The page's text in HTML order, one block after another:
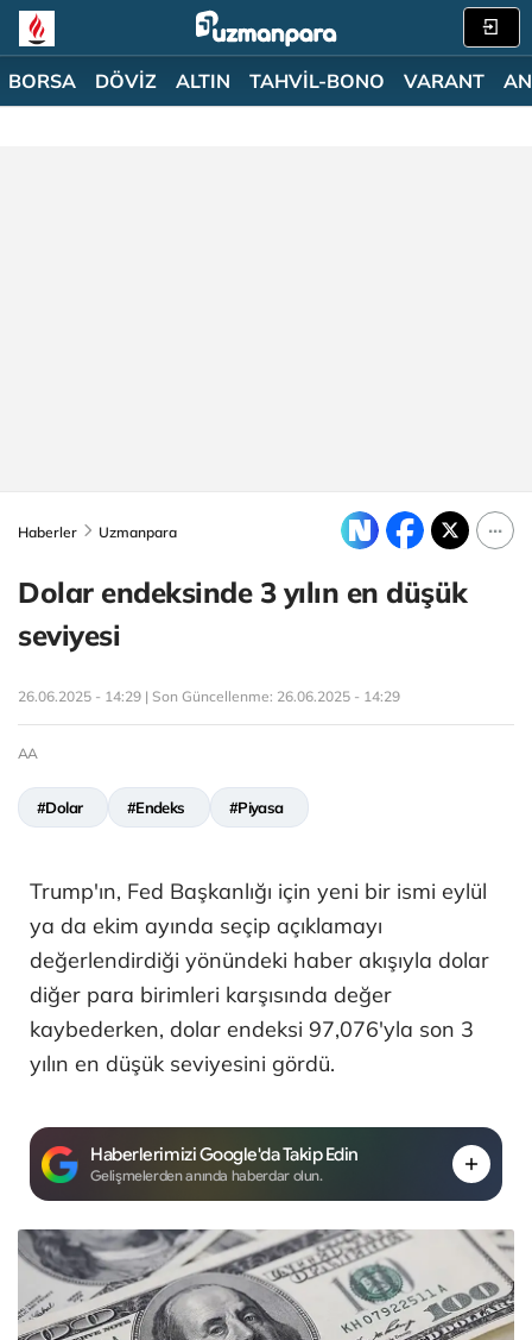
BORSA DÖVİZ ALTIN TAHVİL-BONO VARANT
Haberler Uzmanpara
Dolar endeksinde 3 yılın en düşük
seviyesi
26.06.2025 - 14:29 | Son Güncellenme: 26.06.2025 - 14:29
AA
#Dolar #Endeks #Piyasa
Trump'ın, Fed Başkanlığı için yeni bir ismi eylül
ya da ekim ayında seçip açıklamayı
değerlendirdiği yönündeki haber akışıyla dolar
diğer para birimleri karşısında değer
kaybederken, dolar endeksi 97,076'yla son 3
yılın en düşük seviyesini gördü.
Haberlerimizi Google'da Takip Edin
Gelişmelerden anında haberdar olun.